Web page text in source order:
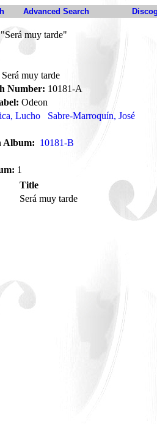
Advanced Search
muy tarde"
Será muy tarde
Number: 10181-A
Odeon
Lucho
Sabre-Marroquín, José
Album: 10181-B
1
Title
Será muy tarde